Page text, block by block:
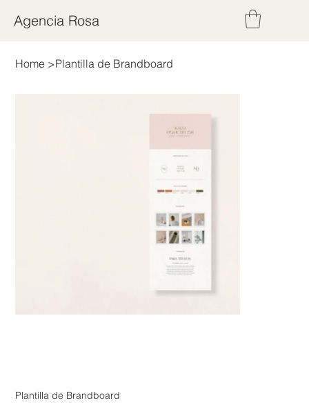
Agencia Rosa
Home >Plantilla de Brandboard
Plantilla de Brandboard